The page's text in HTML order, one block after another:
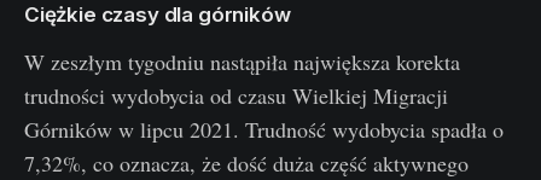
Ciężkie czasy dla górników
W zeszłym tygodniu nastąpiła największa korekta
trudności wydobycia od czasu Wielkiej Migracji
Górników w lipcu 2021. Trudność wydobycia spadła o
7,32%, co oznacza, że dość duża część aktywnego